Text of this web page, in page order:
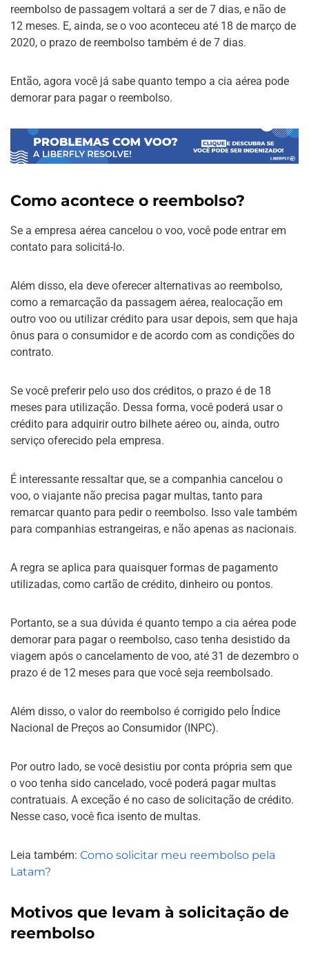
reembolso de passagem voltará a ser de 7 dias, e não de
12 meses. E, ainda, se o voo aconteceu até 18 de março de
2020, o prazo de reembolso também é de 7 dias.
Então, agora você já sabe quanto tempo a cia aérea pode
demorar para pagar o reembolso.
Como acontece o reembolso?
Se a empresa aérea cancelou o voo, você pode entrar em
contato para solicitá-lo.
Além disso, ela deve oferecer alternativas ao reembolso,
como a remarcação da passagem aérea, realocação em
outro voo ou utilizar crédito para usar depois, sem que haja
ônus para o consumidor e de acordo com as condições do
contrato.
Se você preferir pelo uso dos créditos, o prazo é de 18
meses para utilização. Dessa forma, você poderá usar o
crédito para adquirir outro bilhete aéreo ou, ainda, outro
serviço oferecido pela empresa.
É interessante ressaltar que, se a companhia cancelou o
voo, o viajante não precisa pagar multas, tanto para
remarcar quanto para pedir o reembolso. Isso vale também
para companhias estrangeiras, e não apenas as nacionais.
A regra se aplica para quaisquer formas de pagamento
utilizadas, como cartão de crédito, dinheiro ou pontos.
Portanto, se a sua dúvida é quanto tempo a cia aérea pode
demorar para pagar o reembolso, caso tenha desistido da
viagem após o cancelamento de voo, até 31 de dezembro o
prazo é de 12 meses para que você seja reembolsado.
Além disso, o valor do reembolso é corrigido pelo Índice
Nacional de Preços ao Consumidor (INPC).
Por outro lado, se você desistiu por conta própria sem que
o voo tenha sido cancelado, você poderá pagar multas
contratuais. A exceção é no caso de solicitação de crédito.
Nesse caso, você fica isento de multas.
Leia também: Como solicitar meu reembolso pela
Latam?
Motivos que levam à solicitação de
reembolso